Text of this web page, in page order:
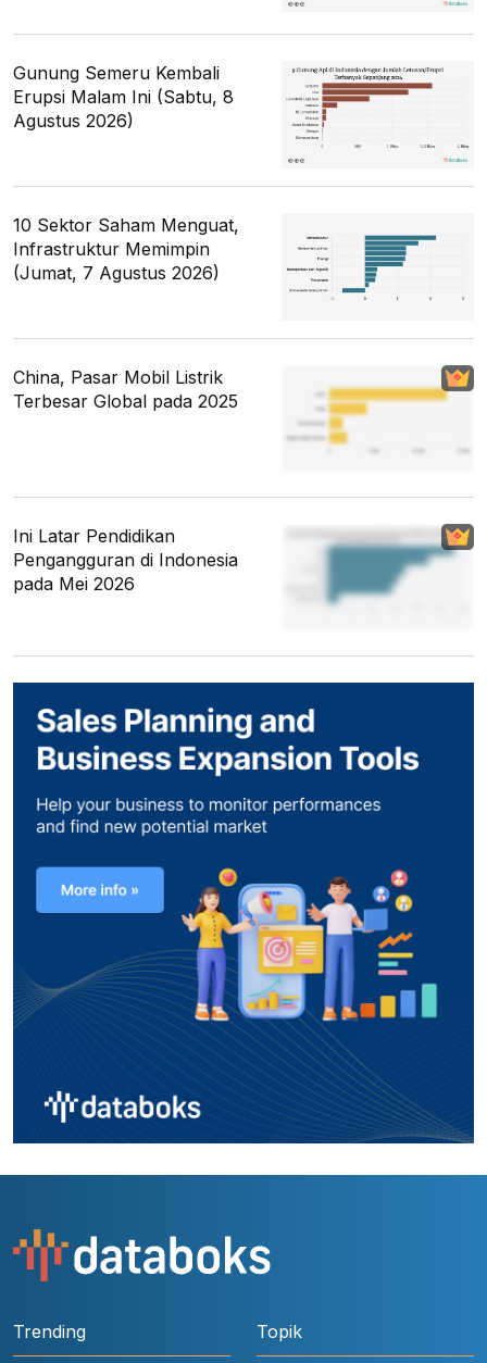
Gunung Semeru Kembali
Erupsi Malam Ini (Sabtu, 8
Agustus 2026)
10 Sektor Saham Menguat,
Infrastruktur Memimpin
(Jumat, 7 Agustus 2026)
China, Pasar Mobil Listrik
Terbesar Global pada 2025
Ini Latar Pendidikan
Pengangguran di Indonesia
pada Mei 2026
Trending Topik